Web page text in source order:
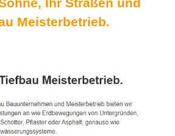
Ihr Straßen und
Meisterbetrieb.